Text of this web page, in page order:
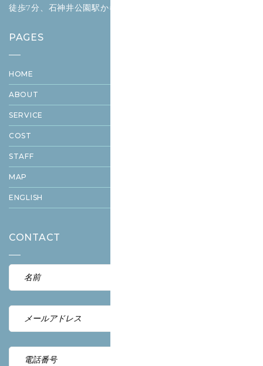
徒歩7分、石神井公園駅から12分）
PAGES
HOME
ABOUT
SERVICE
COST
STAFF
MAP
ENGLISH
CONTACT